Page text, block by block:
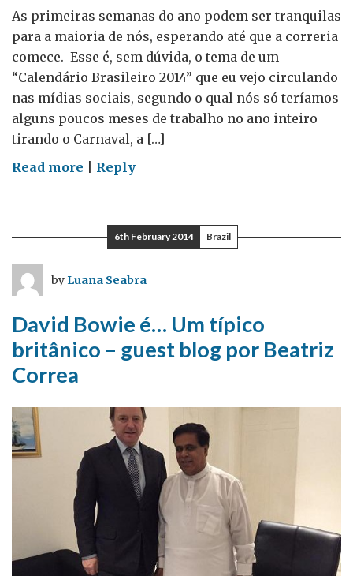
Anthony
Pereira
As primeiras semanas do ano podem ser tranquilas
para a maioria de nós, esperando até que a correria
comece. Esse é, sem dúvida, o tema de um
“Calendário Brasileiro 2014” que eu vejo circulando
nas mídias sociais, segundo o qual nós só teríamos
alguns poucos meses de trabalho no ano inteiro
tirando o Carnaval, a […]
Read more on
para
Reply
6th February 2014 Brazil
by Luana Seabra
David Bowie é… Um típico
britânico – guest blog por Beatriz
Correa